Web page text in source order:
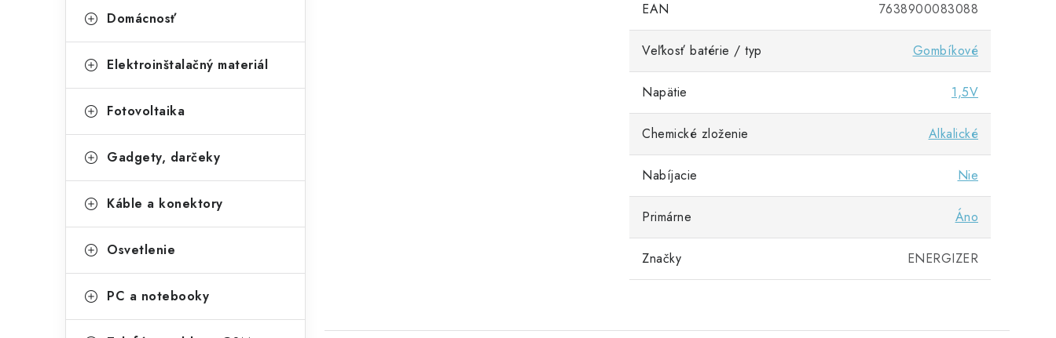
Domácnosť
Elektroinštalačný materiál
Fotovoltaika
Gadgety, darčeky
Káble a konektory
Osvetlenie
PC a notebooky
EAN 7638900083088
Veľkosť batérie / typ Gombíkové
Napätie 1,5V
Chemické zloženie Alkalické
Nabíjacie Nie
Primárne Áno
Značky ENERGIZER